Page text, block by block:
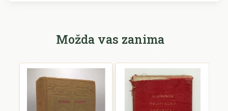
Možda vas zanima